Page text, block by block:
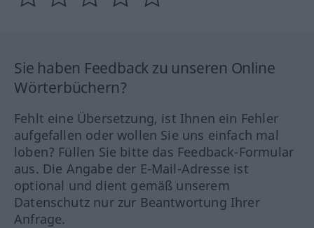
Sie haben Feedback zu unseren Online
Wörterbüchern?
Fehlt eine Übersetzung, ist Ihnen ein Fehler
aufgefallen oder wollen Sie uns einfach mal
loben? Füllen Sie bitte das Feedback-Formular
aus. Die Angabe der E-Mail-Adresse ist
optional und dient gemäß unserem
Datenschutz nur zur Beantwortung Ihrer
Anfrage.